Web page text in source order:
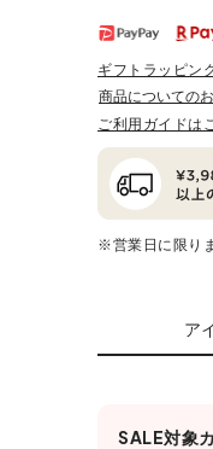
ギフトラッピン
商品についての
ご利用ガイドは
※営業日に限りま
ア
SALE対象